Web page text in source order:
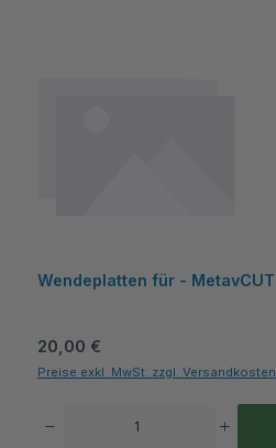
Wendeplatten für - MetavCUT
Regulärer Preis:
20,00 €
Preise exkl. MwSt. zzgl. Versandkosten